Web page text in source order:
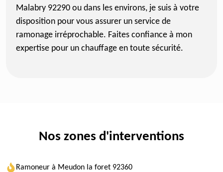
Malabry 92290 ou dans les environs, je suis à votre
disposition pour vous assurer un service de
ramonage irréprochable. Faites confiance à mon
expertise pour un chauffage en toute sécurité.
Nos zones d'interventions
Ramoneur à Meudon la foret 92360